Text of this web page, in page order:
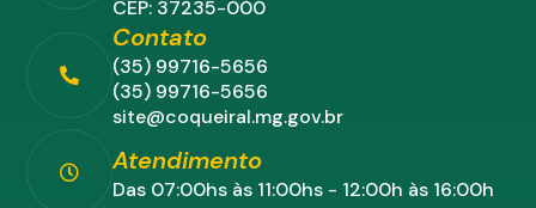
CEP: 37235-000
Contato
(35) 99716-5656
(35) 99716-5656
site@coqueiral.mg.gov.br
Atendimento
Das 07:00hs às 11:00hs - 12:00h às 16:00h